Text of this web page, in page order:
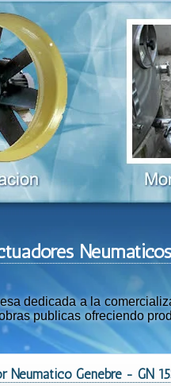
dedicada a la
publicas ofreciendo
Neumatico Genebre - GN